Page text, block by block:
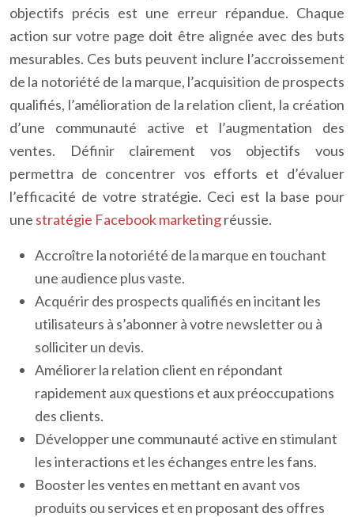
objectifs précis est une erreur répandue. Chaque
action sur votre page doit être alignée avec des buts
mesurables. Ces buts peuvent inclure l’accroissement
de la notoriété de la marque, l’acquisition de prospects
qualifiés, l’amélioration de la relation client, la création
d’une communauté active et l’augmentation des
ventes. Définir clairement vos objectifs vous
permettra de concentrer vos efforts et d’évaluer
l’efficacité de votre stratégie. Ceci est la base pour
une stratégie Facebook marketingréussie.
Accroître la notoriété de la marque en touchant
une audience plus vaste.
Acquérir des prospects qualifiés en incitant les
utilisateurs à s’abonner à votre newsletter ou à
solliciter un devis.
Améliorer la relation client en répondant
rapidement aux questions et aux préoccupations
des clients.
Développer une communauté active en stimulant
les interactions et les échanges entre les fans.
Booster les ventes en mettant en avant vos
produits ou services et en proposant des offres